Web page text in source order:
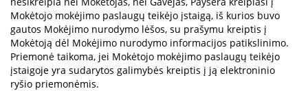
Mokėtojo mokėjimo paslaugų teikėjo įstaigą, iš kurios buvo
gautos Mokėjimo nurodymo lėšos, su prašymu kreiptis į
Mokėtoją dėl Mokėjimo nurodymo informacijos patikslinimo.
Priemonė taikoma, jei Mokėtojo mokėjimo paslaugų teikėjo
įstaigoje yra sudarytos galimybės kreiptis į ją elektroninio
ryšio priemonėmis.